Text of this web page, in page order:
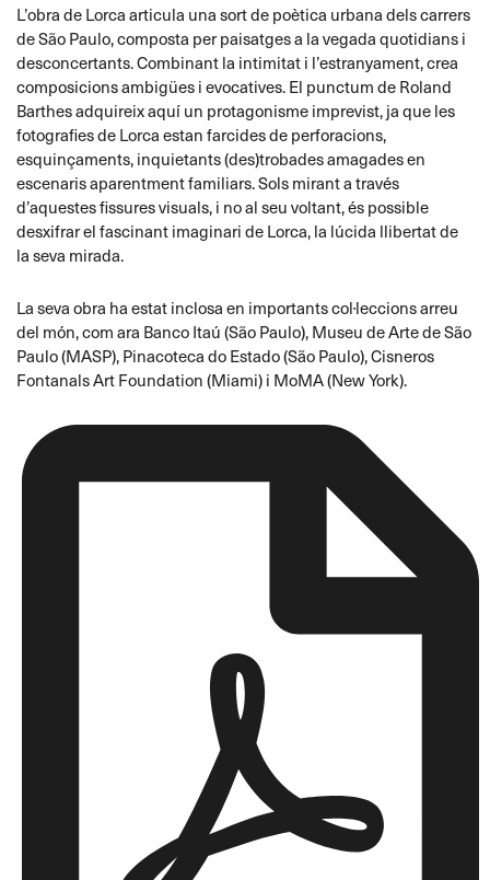
L’obra de Lorca articula una sort de poètica urbana dels carrers
de São Paulo, composta per paisatges a la vegada quotidians i
desconcertants. Combinant la intimitat i l’estranyament, crea
composicions ambigües i evocatives. El punctum de Roland
Barthes adquireix aquí un protagonisme imprevist, ja que les
fotografies de Lorca estan farcides de perforacions,
esquinçaments, inquietants (des)trobades amagades en
escenaris aparentment familiars. Sols mirant a través
d’aquestes fissures visuals, i no al seu voltant, és possible
desxifrar el fascinant imaginari de Lorca, la lúcida llibertat de
la seva mirada.
La seva obra ha estat inclosa en importants col·leccions arreu
del món, com ara Banco Itaú (São Paulo), Museu de Arte de São
Paulo (MASP), Pinacoteca do Estado (São Paulo), Cisneros
Fontanals Art Foundation (Miami) i MoMA (New York).